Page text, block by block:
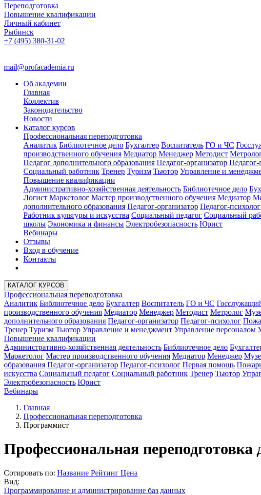
Переподготовка
Повышение квалификации
Личный кабинет
Рыбинск
+7 (495) 380-31-02
mail@profacademia.ru
Об академии
Главная
Коллектив
Законодательство
Новости
Каталог курсов
Профессиональная переподготовка
Аналитик Библиотечное дело Бухгалтер Воспитатель ГО и ЧС
производственного обучения Медиатор Менеджер Методист
Педагог дополнительного образования Педагог-организатор Педагог-
Социальный работник Тренер Туризм Тьютор Управление и
Повышение квалификации
Административно-хозяйственная деятельность Библиотечное дело
Логист Маркетолог Мастер производственного обучения Медиатор
дополнительного образования Педагог-организатор Педагог-психолог
Работник культуры и искусства Социальный педагог Социальный
школы Экономика и финансы Электробезопасность Юрист
Вебинары
Отзывы
Вход в обучение
Контакты
КАТАЛОГ КУРСОВ
Профессиональная переподготовка
Аналитик Библиотечное дело Бухгалтер Воспитатель ГО и ЧС
производственного обучения Медиатор Менеджер Методист Метролог
дополнительного образования Педагог-организатор Педагог-психолог
Тренер Туризм Тьютор Управление и менеджмент Управление персоналом
Повышение квалификации
Административно-хозяйственная деятельность Библиотечное дело
Маркетолог Мастер производственного обучения Медиатор Менеджер
образования Педагог-организатор Педагог-психолог Первая помощь
искусства Социальный педагог Социальный работник Тренер Тьютор
Электробезопасность Юрист
Вебинары
Главная
Профессиональная переподготовка
Программист
Профессиональная
Сотировать по: Название Рейтинг Цена
Вид:
Программирование и администрирование баз данных